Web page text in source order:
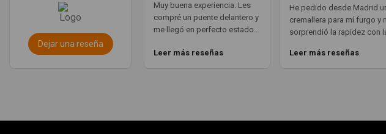
Dejar una reseña
Muy buena experiencia. Les
compré un puente delantero y
me llegó en perfecto estado,
comunicación por WhatsApp
Leer más reseñas
He pedido desde Madrid
cremallera para mí furgo y
sorprendió la rapidez con
además de que pocas
Leer más reseñas